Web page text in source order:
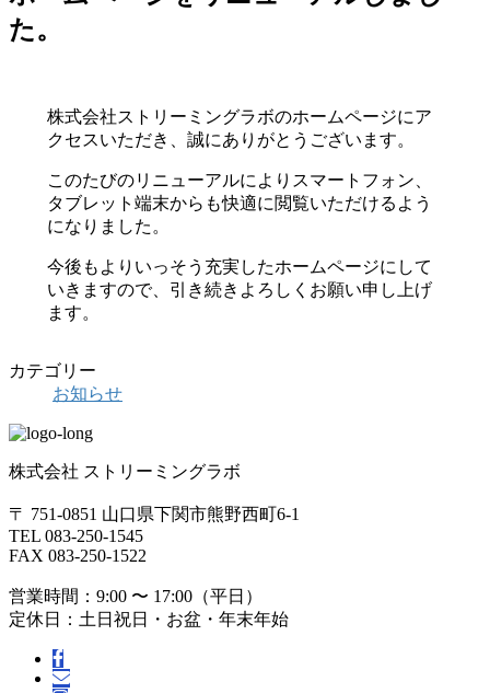
た。
株式会社ストリーミングラボのホームページにア
クセスいただき、誠にありがとうございます。
このたびのリニューアルによりスマートフォン、
タブレット端末からも快適に閲覧いただけるよう
になりました。
今後もよりいっそう充実したホームページにして
いきますので、引き続きよろしくお願い申し上げ
ます。
カテゴリー
お知らせ
株式会社 ストリーミングラボ
〒 751-0851 山口県下関市熊野西町6-1
TEL 083-250-1545
FAX 083-250-1522
営業時間：9:00 〜 17:00（平日）
定休日：土日祝日・お盆・年末年始